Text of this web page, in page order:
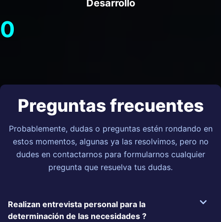
Desarrollo
0
Preguntas frecuentes
Probablemente, dudas o preguntas estén rondando en
estos momentos, algunas ya las resolvimos, pero no
dudes en contactarnos para formularnos cualquier
pregunta que resuelva tus dudas.
Realizan entrevista personal para la
determinación de las necesidades ?